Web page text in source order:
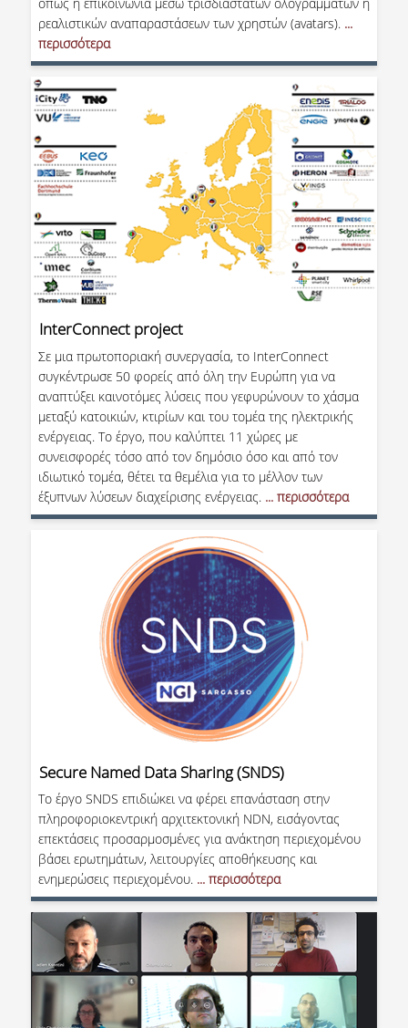
ΕΠΙΚΟΙΝΩΝΙΑ
όπως η επικοινωνία μέσω τρισδιάστατων ολογραμμάτων ή
ρεαλιστικών αναπαραστάσεων των χρηστών (avatars). ...
περισσότερα
InterConnect project
Σε μια πρωτοποριακή συνεργασία, το InterConnect
συγκέντρωσε 50 φορείς από όλη την Ευρώπη για να
αναπτύξει καινοτόμες λύσεις που γεφυρώνουν το χάσμα
μεταξύ κατοικιών, κτιρίων και του τομέα της ηλεκτρικής
ενέργειας. Το έργο, που καλύπτει 11 χώρες με
συνεισφορές τόσο από τον δημόσιο όσο και από τον
ιδιωτικό τομέα, θέτει τα θεμέλια για το μέλλον των
έξυπνων λύσεων διαχείρισης ενέργειας. ... περισσότερα
Secure Named Data Sharing (SNDS)
Το έργο SNDS επιδιώκει να φέρει επανάσταση στην
πληροφοριοκεντρική αρχιτεκτονική NDN, εισάγοντας
επεκτάσεις προσαρμοσμένες για ανάκτηση περιεχομένου
βάσει ερωτημάτων, λειτουργίες αποθήκευσης και
ενημερώσεις περιεχομένου. ... περισσότερα